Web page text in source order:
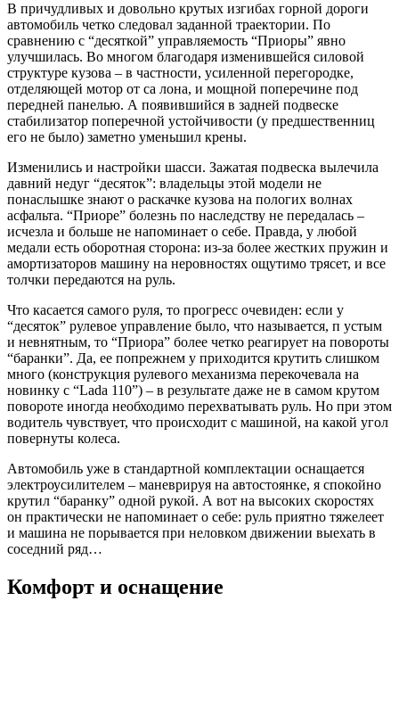
В причудливых и довольно крутых изгибах горной дороги
автомобиль четко следовал заданной траектории. По
сравнению с “десяткой” управляемость “Приоры” явно
улучшилась. Во многом благодаря изменившейся силовой
структуре кузова – в частности, усиленной перегородке,
отделяющей мотор от са лона, и мощной поперечине под
передней панелью. А появившийся в задней подвеске
стабилизатор поперечной устойчивости (у предшественниц
его не было) заметно уменьшил крены.
Изменились и настройки шасси. Зажатая подвеска вылечила
давний недуг “десяток”: владельцы этой модели не
понаслышке знают о раскачке кузова на пологих волнах
асфальта. “Приоре” болезнь по наследству не передалась –
исчезла и больше не напоминает о себе. Правда, у любой
медали есть оборотная сторона: из-за более жестких пружин и
амортизаторов машину на неровностях ощутимо трясет, и все
толчки передаются на руль.
Что касается самого руля, то прогресс очевиден: если у
“десяток” рулевое управление было, что называется, п устым
и невнятным, то “Приора” более четко реагирует на повороты
“баранки”. Да, ее попрежнем у приходится крутить слишком
много (конструкция рулевого механизма перекочевала на
новинку с “Lada 110”) – в результате даже не в самом крутом
повороте иногда необходимо перехватывать руль. Но при этом
водитель чувствует, что происходит с машиной, на какой угол
повернуты колеса.
Автомобиль уже в стандартной комплектации оснащается
электроусилителем – маневрируя на автостоянке, я спокойно
крутил “баранку” одной рукой. А вот на высоких скоростях
он практически не напоминает о себе: руль приятно тяжелеет
и машина не порывается при неловком движении выехать в
соседний ряд…
Комфорт и оснащение